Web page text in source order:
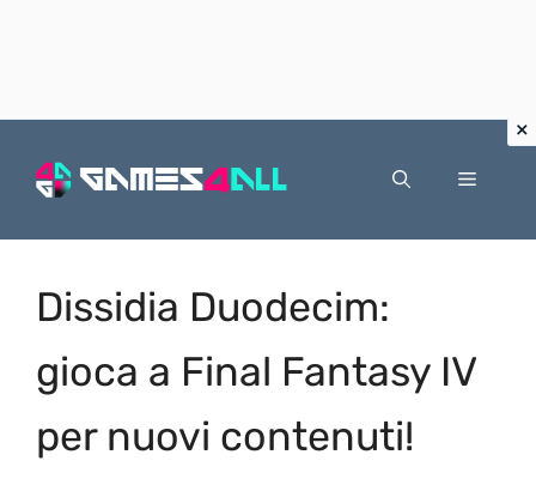
Menu
Dissidia Duodecim:
gioca a Final Fantasy IV
per nuovi contenuti!